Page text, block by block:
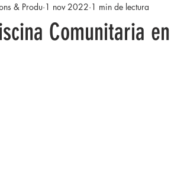
Comunitaria
& Produ 1 nov 2022 1 min de lectura